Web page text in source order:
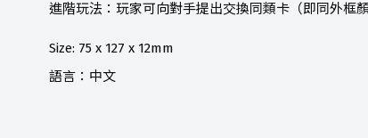
進階玩法：玩家可向對手提出交換同類卡（即同外框
Size: 75 x 127 x 12mm
語言：中文